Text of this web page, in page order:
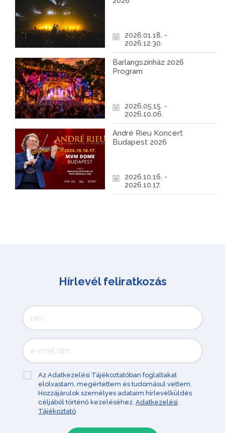
2026.01.18. -
2026.12.30.
Barlangszínház 2026
Program
2026.05.15. -
2026.10.06.
André Rieu Koncert
Budapest 2026
2026.10.16. -
2026.10.17.
Hírlevél feliratkozás
Az Adatkezelési Tájékoztatóban foglaltakat
elolvastam, megértettem és tudomásul vettem.
Hozzájárulok személyes adataim hírlevélküldés
céljából történő kezeléséhez. Adatkezelési
Tájékoztató